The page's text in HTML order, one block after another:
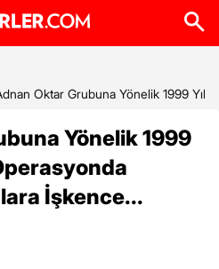
Oktar Grubuna Yönelik 1999
Yönelik 1999
İşkence...